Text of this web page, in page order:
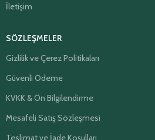
İletişim
SÖZLEŞMELER
Gizlilik ve Çerez Politikaları
Güvenli Ödeme
KVKK & Ön Bilgilendirme
Mesafeli Satış Sözleşmesi
Teslimat ve İade Koşulları